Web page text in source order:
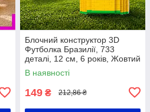
Блочний конструктор 3D
Футболка Бразилії, 733
деталі, 12 см, 6 років, Жовтий
/ Міні-конструктор футболка
збірної Бразилії №10
В наявності
149 ₴ 212,86 ₴